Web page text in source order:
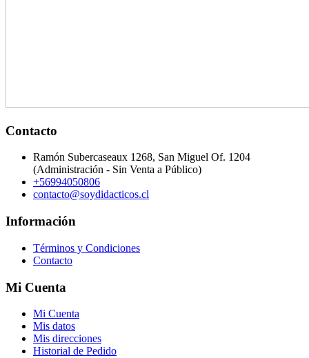
Contacto
Ramón Subercaseaux 1268, San Miguel Of. 1204
(Administración - Sin Venta a Público)
+56994050806
contacto@soydidacticos.cl
Información
Términos y Condiciones
Contacto
Mi Cuenta
Mi Cuenta
Mis datos
Mis direcciones
Historial de Pedido